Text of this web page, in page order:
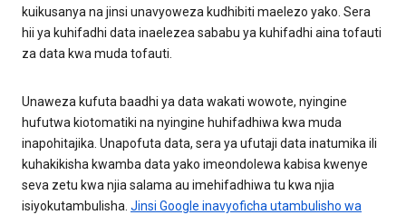
kuikusanya na jinsi unavyoweza kudhibiti maelezo yako. Sera
hii ya kuhifadhi data inaelezea sababu ya kuhifadhi aina tofauti
za data kwa muda tofauti.
Unaweza kufuta baadhi ya data wakati wowote, nyingine
hufutwa kiotomatiki na nyingine huhifadhiwa kwa muda
inapohitajika. Unapofuta data, sera ya ufutaji data inatumika ili
kuhakikisha kwamba data yako imeondolewa kabisa kwenye
seva zetu kwa njia salama au imehifadhiwa tu kwa njia
isiyokutambulisha. Jinsi Google inavyoficha utambulisho wa